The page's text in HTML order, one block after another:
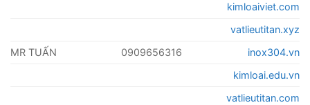
kimloaiviet.com
vatlieutitan.xyz
MR TUẤN
0909656316
inox304.vn
kimloai.edu.vn
vatlieutitan.com